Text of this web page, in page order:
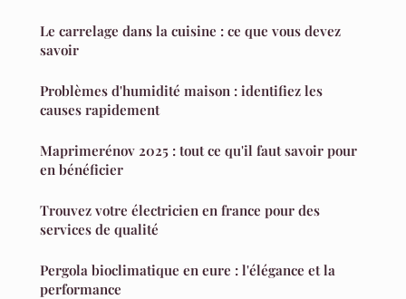
Le carrelage dans la cuisine : ce que vous devez
savoir
Problèmes d'humidité maison : identifiez les
causes rapidement
Maprimerénov 2025 : tout ce qu'il faut savoir pour
en bénéficier
Trouvez votre électricien en france pour des
services de qualité
Pergola bioclimatique en eure : l'élégance et la
performance